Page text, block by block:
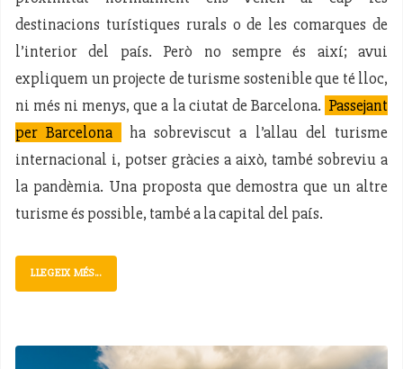
destinacions turístiques rurals o de les comarques de
l’interior del país. Però no sempre és així; avui
expliquem un projecte de turisme sostenible que té lloc,
ni més ni menys, que a la ciutat de Barcelona. Passejant
per Barcelona
ha sobreviscut a l’allau del turisme
internacional i, potser gràcies a això, també sobreviu a
la pandèmia. Una proposta que demostra que un altre
turisme és possible, també a la capital del país.
LLEGEIX MÉS...